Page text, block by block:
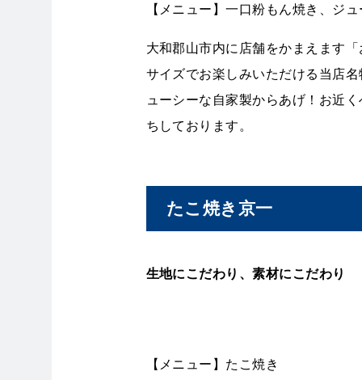
【メニュー】一口粉もん焼き、ジ
大和郡山市内に店舗をかまえます
サイズでお楽しみいただける当店
ューシーな自家製からあげ！お近
ちしております。
たこ焼き京一
生地にこだわり、素材にこだわり
【メニュー】たこ焼き